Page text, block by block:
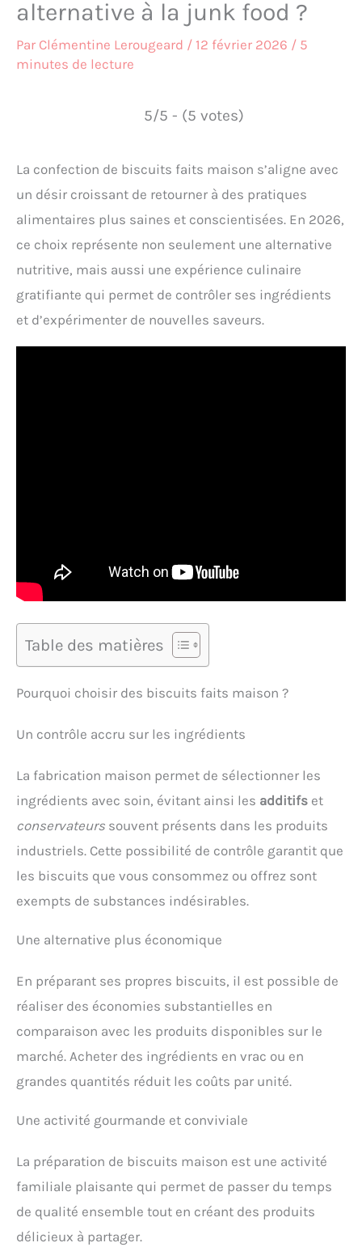
alternative à la junk food ?
Par Clémentine Lerougeard / 12 février 2026 / 5
minutes de lecture
5/5 - (5 votes)
La confection de biscuits faits maison s’aligne avec
un désir croissant de retourner à des pratiques
alimentaires plus saines et conscientisées. En 2026,
ce choix représente non seulement une alternative
nutritive, mais aussi une expérience culinaire
gratifiante qui permet de contrôler ses ingrédients
et d’expérimenter de nouvelles saveurs.
Table des matières
Pourquoi choisir des biscuits faits maison ?
Un contrôle accru sur les ingrédients
La fabrication maison permet de sélectionner les
ingrédients avec soin, évitant ainsi les additifs et
conservateurs souvent présents dans les produits
industriels. Cette possibilité de contrôle garantit que
les biscuits que vous consommez ou offrez sont
exempts de substances indésirables.
Une alternative plus économique
En préparant ses propres biscuits, il est possible de
réaliser des économies substantielles en
comparaison avec les produits disponibles sur le
marché. Acheter des ingrédients en vrac ou en
grandes quantités réduit les coûts par unité.
Une activité gourmande et conviviale
La préparation de biscuits maison est une activité
familiale plaisante qui permet de passer du temps
de qualité ensemble tout en créant des produits
délicieux à partager.